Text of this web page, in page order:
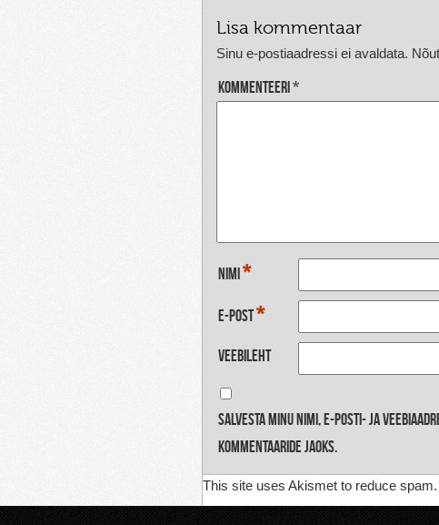
Lisa kommentaar
Sinu e-postiaadressi ei avaldata.
Kommenteeri*
Nimi*
E-post*
Veebileht
Salvesta minu nimi, e-posti- ja
kommentaaride jaoks.
This site uses Akismet to reduce spam.